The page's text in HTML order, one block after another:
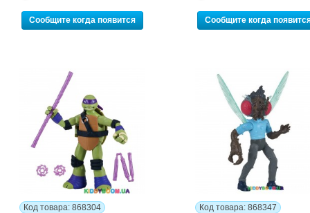
Сообщите когда появится Сообщите когда
Код товара: 868304 Код товара: 868347